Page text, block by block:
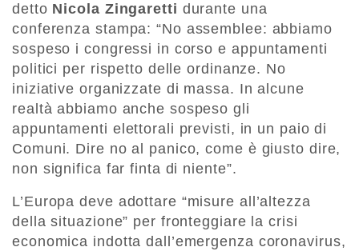
detto Nicola Zingaretti durante una
conferenza stampa: “No assemblee: abbiamo
sospeso i congressi in corso e appuntamenti
politici per rispetto delle ordinanze. No
iniziative organizzate di massa. In alcune
realtà abbiamo anche sospeso gli
appuntamenti elettorali previsti, in un paio di
Comuni. Dire no al panico, come è giusto dire,
non significa far finta di niente”.
L’Europa deve adottare “misure all’altezza
della situazione” per fronteggiare la crisi
economica indotta dall’emergenza coronavirus,